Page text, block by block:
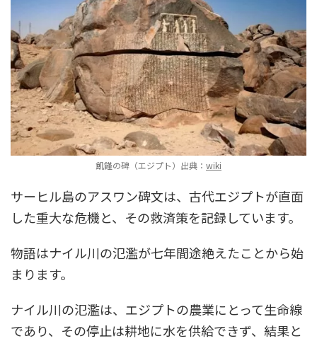
飢饉の碑（エジプト）出典： wiki
サーヒル島のアスワン碑文は、古代エジプトが直面
した重大な危機と、その救済策を記録しています。
物語はナイル川の氾濫が七年間途絶えたことから始
まります。
ナイル川の氾濫は、エジプトの農業にとって生命線
であり、その停止は耕地に水を供給できず、結果と